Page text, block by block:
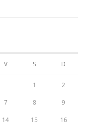
V S D
1 2
7 8 9
14 15 16